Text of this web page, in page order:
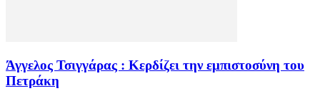
Άγγελος Τσιγγάρας : Κερδίζει την εμπιστοσύνη του
Πετράκη